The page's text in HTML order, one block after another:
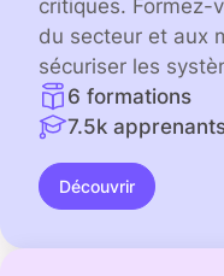
critiques. Formez-
du secteur et aux
sécuriser les
6 formations
7.5k
Découvrir